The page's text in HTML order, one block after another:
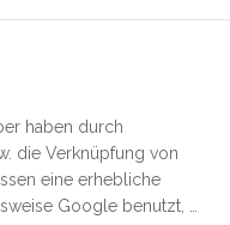
haben durch
die Verknüpfung von
eine erhebliche
Google benutzt, …